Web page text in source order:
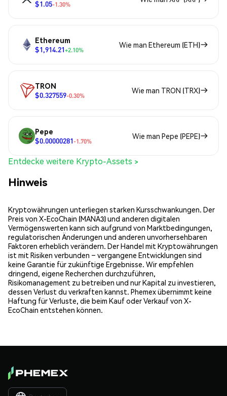
$1.05-1.30%
Ethereum
$1,914.21+2.10%
Wie man Ethereum (ETH)
TRON
$0.327559-0.30%
Wie man TRON (TRX)
Pepe
$0.00000281-1.70%
Wie man Pepe (PEPE)
Entdecke weitere Krypto-Assets >
Hinweis
Kryptowährungen unterliegen starken Kursschwankungen. Der
Preis von X-EcoChain (MANA3) und anderen digitalen
Vermögenswerten kann sich aufgrund von Marktbedingungen,
regulatorischen Änderungen und anderen unvorhersehbaren
Faktoren erheblich verändern. Der Handel mit Kryptowährungen
ist mit Risiken verbunden – vergangene Entwicklungen sind
keine Garantie für zukünftige Ergebnisse. Wir empfehlen
dringend, eigene Recherchen durchzuführen,
Risikomanagement zu betreiben und nur Kapital zu investieren,
dessen Verlust du verkraften kannst. Phemex übernimmt keine
Haftung für Verluste, die beim Kauf oder Verkauf von X-
EcoChain entstehen können.